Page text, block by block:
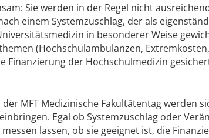
Sie werden in der Regel nicht
einem Systemzuschlag, der als
in besonderer Weise
(Hochschulambulanzen, Extremkosten,
Finanzierung der Hochschulmedizin
MFT Medizinische Fakultätentag werden
Egal ob Systemzuschlag oder
lassen, ob sie geeignet ist, die